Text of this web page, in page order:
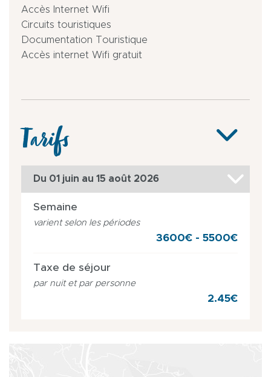
Accès Internet Wifi
Circuits touristiques
Documentation Touristique
Accès internet Wifi gratuit
Tarifs
Du 01 juin au 15 août 2026
Semaine
varient selon les périodes
3600€ - 5500€
Taxe de séjour
par nuit et par personne
2.45€